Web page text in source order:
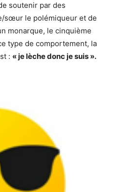
soutenir par des
sœur le polémiqueur et de
monarque, le cinquième
type de comportement, la
: « je lèche donc je suis ».